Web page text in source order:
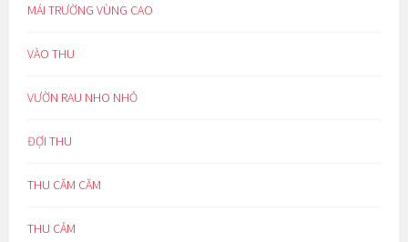
MÁI TRƯỜNG VÙNG CAO
VÀO THU
VƯỜN RAU NHO NHỎ
ĐỢI THU
THU CĂM CĂM
THU CẢM